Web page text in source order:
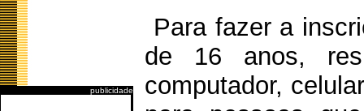
publicidade
Para fazer a
de 16 anos,
computador,